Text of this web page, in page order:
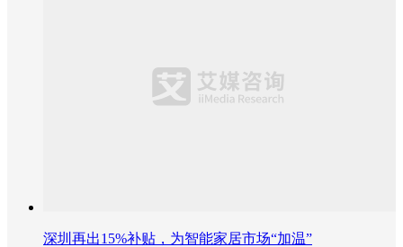
深圳再出15%补贴，为智能家居市场“加温”